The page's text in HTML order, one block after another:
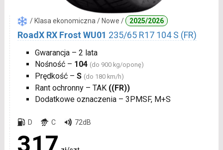
/ Klasa ekonomiczna / Nowe / 2025/2026
RoadX RX Frost WU01 235/65 R17 104 S (FR)
Gwarancja – 2 lata
Nośność – 104 (do 900 kg/oponę)
Prędkość – S (do 180 km/h)
Rant ochronny – TAK ((FR))
Dodatkowe oznaczenia – 3PMSF, M+S
D C 72dB
317